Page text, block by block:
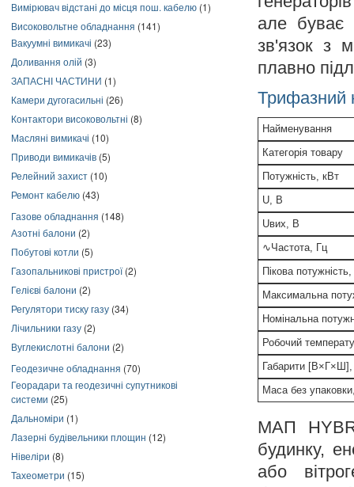
Вимірювач відстані до місця пош. кабелю (1)
Високовольтне обладнання (141)
Вакуумні вимикачі (23)
Доливання олій (3)
ЗАПАСНІ ЧАСТИНИ (1)
Камери дугогасильні (26)
Контактори високовольтні (8)
Масляні вимикачі (10)
Приводи вимикачів (5)
Релейний захист (10)
Ремонт кабелю (43)
Газове обладнання (148)
Азотні балони (2)
Побутові котли (5)
Газопальникові пристрої(2)
Гелієві балони (2)
Регулятори тиску газу (34)
Лічильники газу (2)
Вуглекислотні балони (2)
Геодезичне обладнання (70)
Георадари та геодезичні супутникові
системи (25)
Дальноміри (1)
Лазерні будівельники площин (12)
Нівеліри (8)
Тахеометри (15)
але буває
зв'язок з
плавно
Трифазний
Найменування
Категорія товару
Потужність, кВт
U, В
Uвих, В
∿Частота, Гц
Пікова
Максимальна
Номінальна
Робочий
Габарити
Маса без
МАП
будинку,
або